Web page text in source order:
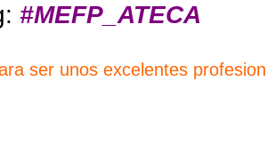
#MEFP_ATECA
ser unos excelentes